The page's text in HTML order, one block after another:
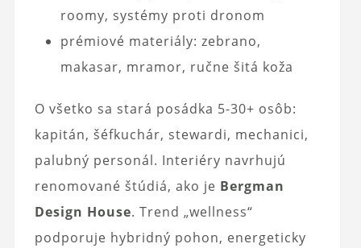
roomy, systémy proti dronom
prémiové materiály: zebrano,
makasar, mramor, ručne šitá koža
O všetko sa stará posádka 5-30+ osôb:
kapitán, šéfkuchár, stewardi, mechanici,
palubný personál. Interiéry navrhujú
renomované štúdiá, ako je Bergman
Design House. Trend „wellness“
podporuje hybridný pohon, energeticky